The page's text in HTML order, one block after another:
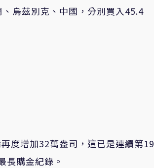
烏茲別克、中國，分別買入45.4
度增加32萬盎司，這已是連續第19
長購金紀錄。